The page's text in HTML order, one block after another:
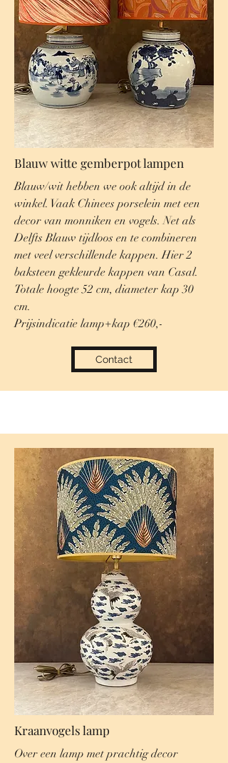
Blauw witte gemberpot lampen
Blauw/wit hebben we ook altijd in de
winkel. Vaak Chinees porselein met een
decor van monniken en vogels. Net als
Delfts Blauw tijdloos en te combineren
met veel verschillende kappen. Hier 2
baksteen gekleurde kappen van Casal.
Totale hoogte 52 cm, diameter kap 30
cm.
Prijsindicatie lamp+kap €260,-
Contact
Kraanvogels lamp
Over een lamp met prachtig decor